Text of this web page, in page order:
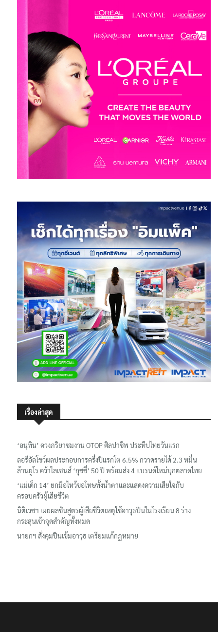
เรื่องล่าสุด
‘อนุทิน’ ควงภริยาชมงาน OTOP ศิลปาชีพ ประทีปไทยวันแรก
ลอรีอัลโชว์ผลประกอบการครึ่งปีแรกโต 6.5% กวาดรายได้ 2.3 หมื่น
ล้านยูโร คว้าไลเซนส์ ‘กุชชี่’ 50 ปี พร้อมส่ง 4 แบรนด์ใหม่บุกตลาดไทย
‘แม่เด็ก 14’ ยกมือไหว้ขอโทษทั้งน้ำตาและแสดงความเสียใจกับ
ครอบครัวผู้เสียชีวิต
นิติเวชฯ เผยผลชันสูตรผู้เสียชีวิตเหตุใช้อาวุธปืนในโรงเรียน 8 ร่าง
กระสุนเข้าจุดสำคัญทั้งหมด
นายกฯ สั่งคุมปืนเข้มอาวุธ เตรียมแก้กฎหมาย